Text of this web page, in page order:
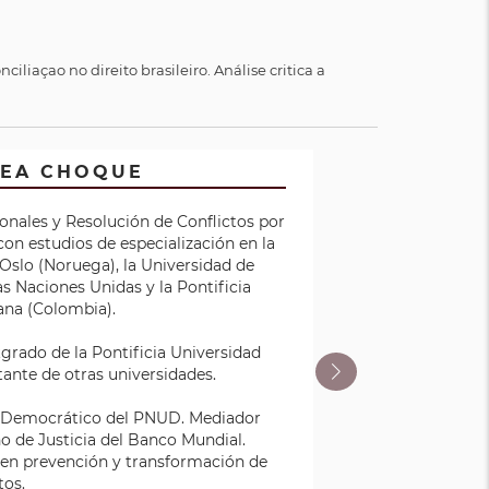
no direito brasileiro. Análise critica a
CHOQUE
y Resolución de Conflictos por
estudios de especialización en la
(Noruega), la Universidad de
Naciones Unidas y la Pontificia
(Colombia).
de la Pontificia Universidad
de otras universidades.
del PNUD. Mediador
de Justicia del Banco Mundial.
prevención y transformación de
Sul -
en
de
do
Área
USAID
del
la